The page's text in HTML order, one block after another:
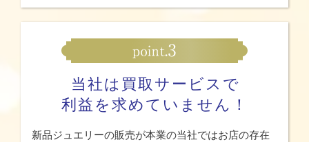
当社は買取サービスで
利益を求めていません！
新品ジュエリーの販売が本業の当社ではお店の存在